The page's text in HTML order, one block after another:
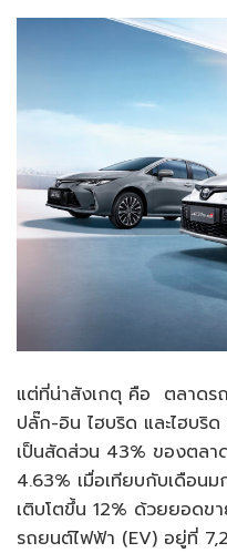
แต่ที่น่าสังเกตุ คือ ตลาดร
ปลั๊ก-อิน ไฮบริด และไฮบ
เป็นสัดส่วน 43% ของตล
4.63% เมื่อเทียบกับเดือน
เติบโตขึ้น 12% ด้วยยอดข
รถยนต์ไฟฟ้า (EV) อยู่ที่